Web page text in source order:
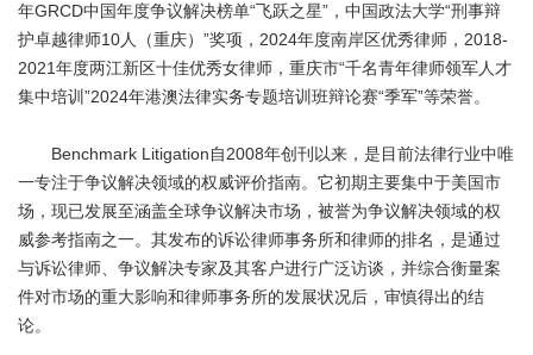
年GRCD中国年度争议解决榜单“飞跃之星”，中国政法大学“刑事辩
护卓越律师10人（重庆）”奖项，2024年度南岸区优秀律师，2018-
2021年度两江新区十佳优秀女律师，重庆市“千名青年律师领军人才
集中培训”2024年港澳法律实务专题培训班辩论赛“季军”等荣誉。
Benchmark Litigation自2008年创刊以来，是目前法律行业中唯
一专注于争议解决领域的权威评价指南。它初期主要集中于美国市
场，现已发展至涵盖全球争议解决市场，被誉为争议解决领域的权
威参考指南之一。其发布的诉讼律师事务所和律师的排名，是通过
与诉讼律师、争议解决专家及其客户进行广泛访谈，并综合衡量案
件对市场的重大影响和律师事务所的发展状况后，审慎得出的结
论。